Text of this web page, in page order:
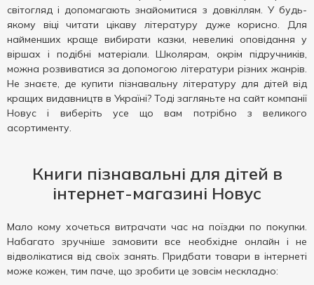
світогляд і допомагають знайомитися з довкіллям. У будь-
якому віці читати цікаву літературу дуже корисно. Для
найменших краще вибирати казки, невеликі оповідання у
віршах і подібні матеріали. Школярам, окрім підручників,
можна розвиватися за допомогою літератури різних жанрів.
Не знаєте, де купити пізнавальну літературу для дітей від
кращих видавництв в Україні? Тоді загляньте на сайт компанії
Новус і виберіть усе що вам потрібно з великого
асортименту.
Книги пізнавальні для дітей в
інтернет-магазині Новус
Мало кому хочеться витрачати час на поїздки по покупки.
Набагато зручніше замовити все необхідне онлайн і не
відволікатися від своїх занять. Придбати товари в інтернеті
може кожен, тим паче, що зробити це зовсім нескладно: